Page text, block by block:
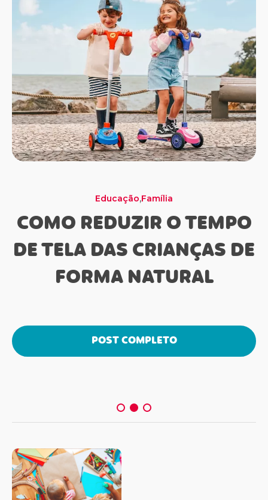
Momento DouradoSaúde e Bem Estar
POST COMPLETO
Educação,Família
COMO REDUZIR O TEMPO
DE TELA DAS CRIANÇAS DE
FORMA NATURAL
POST COMPLETO
FamíliaSaúde e Bem Estar